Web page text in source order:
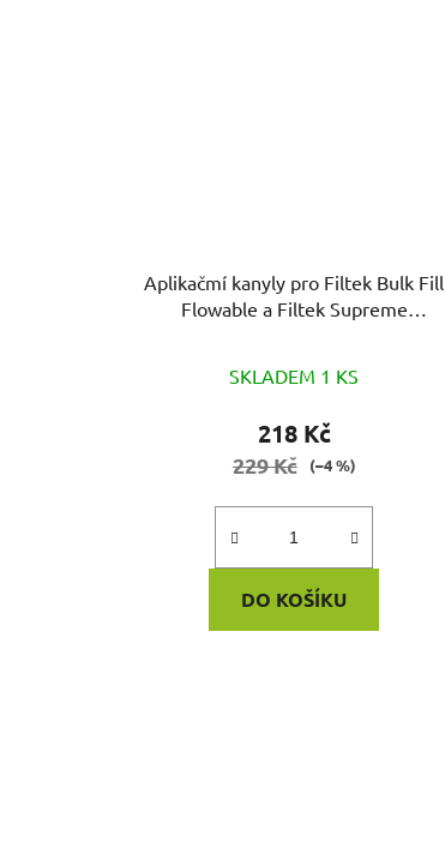
Aplikačmí kanyly pro Filtek Bulk Fill
Flowable a Filtek Supreme
SKLADEM 1 KS
218 Kč
229 Kč (–4 %)
DO KOŠÍKU